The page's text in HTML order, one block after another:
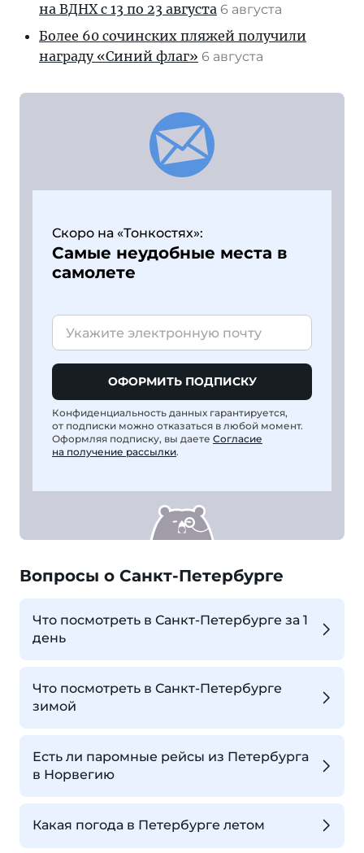
на ВДНХ с 13 по 23 августа 6 августа
Более 60 сочинских пляжей получили
награду «Синий флаг» 6 августа
Скоро на «Тонкостях»:
Самые неудобные места в
самолете
ОФОРМИТЬ ПОДПИСКУ
Конфиденциальность данных гарантируется,
от подписки можно отказаться в любой момент.
Оформляя подписку, вы даете Согласие
на получение рассылки.
Вопросы о Санкт-Петербурге
Что посмотреть в Санкт-Петербурге за 1
день
Что посмотреть в Санкт-Петербурге
зимой
Есть ли паромные рейсы из Петербурга
в Норвегию
Какая погода в Петербурге летом